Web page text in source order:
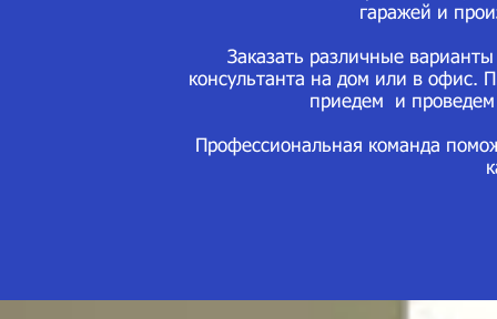
гаражей и
Заказать различные
консультанта на дом или в офис.
приедем и
Профессиональная команда